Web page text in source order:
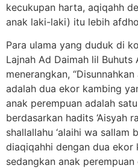
kecukupan harta, aqiqahh
anak laki-laki) itu lebih
Para ulama yang duduk di
Lajnah Ad Daimah lil Buhuts
menerangkan,
adalah dua ekor kambing
anak perempuan adalah
berdasarkan hadits ‘Aisyah
shallallahu ‘alaihi wa sallam
diaqiqahhi dengan dua ekor
sedangkan anak